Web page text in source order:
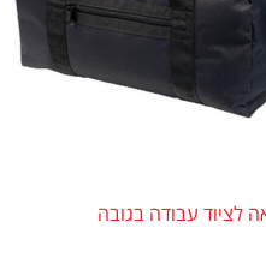
לציוד עבודה בגובה